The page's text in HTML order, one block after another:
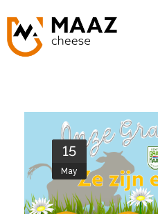
Our know-how
The chain
Our range
15
May